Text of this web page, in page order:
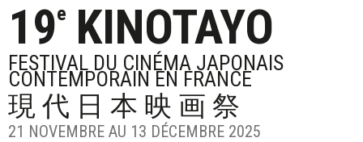
19eKINOTAYO
FESTIVAL DU CINÉMA JAPONAIS
CONTEMPORAIN EN FRANCE
現代日本映画祭
21 NOVEMBRE AU 13 DÉCEMBRE 2025